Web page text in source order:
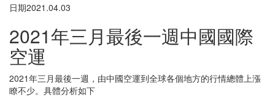
日期2021.04.03
2021年三月最後一週中國國際
空運
2021年三月最後一週，由中國空運到全球各個地方的行情總體上漲
瞭不少。具體分析如下